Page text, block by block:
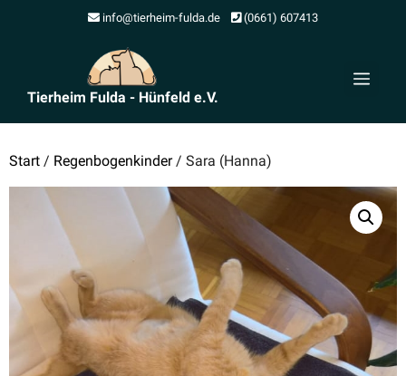
info@tierheim-fulda.de (0661) 607413
Tierheim Fulda - Hünfeld e.V.
Start / Regenbogenkinder/ Sara (Hanna)